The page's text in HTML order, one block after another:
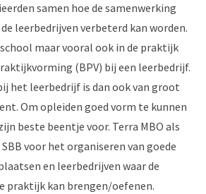
samen hoe de samenwerking
leerbedrijven verbeterd kan worden.
maar vooral ook in de praktijk
(BPV) bij een leerbedrijf.
het leerbedrijf is dan ook van groot
Om opleiden goed vorm te kunnen
beste beentje voor. Terra MBO als
voor het organiseren van goede
en leerbedrijven waar de
praktijk kan brengen/oefenen.